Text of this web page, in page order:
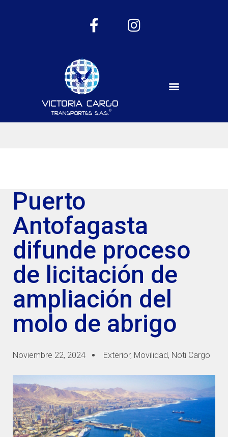
Puerto
Antofagasta
difunde proceso
de licitación de
ampliación del
molo de abrigo
Noviembre 22, 2024 Exterior, Movilidad, Noti Cargo